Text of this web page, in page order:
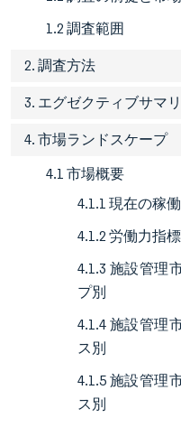
1.2 調査範囲
2. 調査方法
3. エグゼクティブサマ
4. 市場ランドスケープ
4.1 市場概要
4.1.1 現在の稼
4.1.2 労働力指
4.1.3 施設管理
プ別
4.1.4 施設管理
ス別
4.1.5 施設管理
ス別